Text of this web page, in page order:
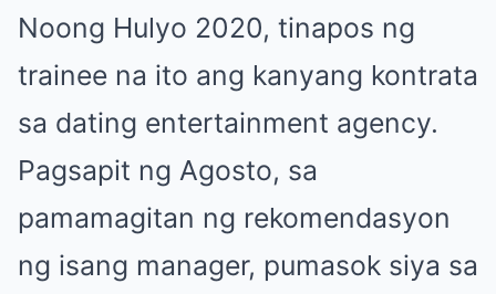
Noong Hulyo 2020, tinapos ng
trainee na ito ang kanyang kontrata
sa dating entertainment agency.
Pagsapit ng Agosto, sa
pamamagitan ng rekomendasyon
ng isang manager, pumasok siya sa